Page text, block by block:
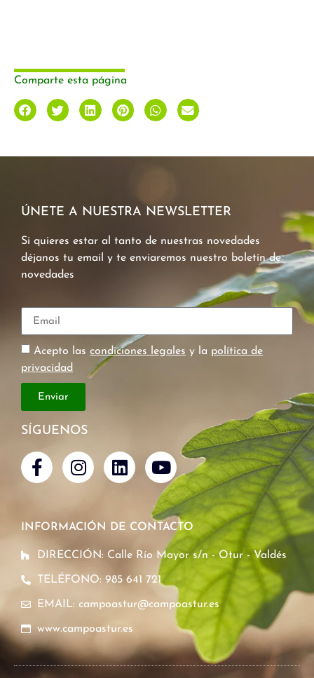
Comparte esta página
ÚNETE A NUESTRA NEWSLETTER
Si quieres estar al tanto de nuestras novedades
déjanos tu email y te enviaremos nuestro boletín de
novedades
Acepto las condiciones legales y la política de
privacidad
Enviar
SÍGUENOS
INFORMACIÓN DE CONTACTO
DIRECCIÓN: Calle Río Mayor s/n - Otur - Valdés
TELÉFONO: 985 641 721
EMAIL: campoastur@campoastur.es
www.campoastur.es